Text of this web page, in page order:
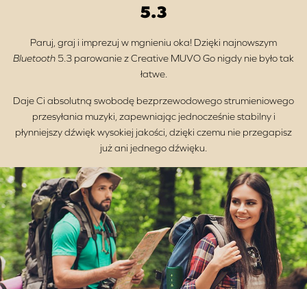
5.3
Paruj, graj i imprezuj w mgnieniu oka! Dzięki najnowszym
Bluetooth 5.3 parowanie z Creative MUVO Go nigdy nie było tak
łatwe.
Daje Ci absolutną swobodę bezprzewodowego strumieniowego
przesyłania muzyki, zapewniając jednocześnie stabilny i
płynniejszy dźwięk wysokiej jakości, dzięki czemu nie przegapisz
już ani jednego dźwięku.